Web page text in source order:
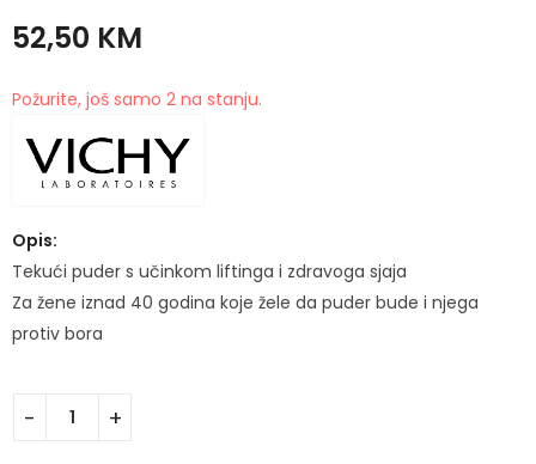
52,50 KM
Požurite, još samo 2 na stanju.
Opis:
Tekući puder s učinkom liftinga i zdravoga sjaja
Za žene iznad 40 godina koje žele da puder bude i njega
protiv bora